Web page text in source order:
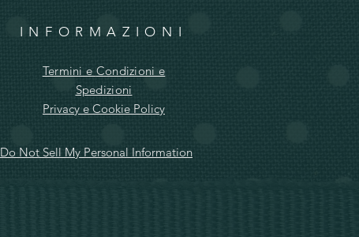
INFORMAZIONI
Termini e Condizioni e
Spedizioni
Privacy e Cookie Policy
Do Not Sell My Personal Information